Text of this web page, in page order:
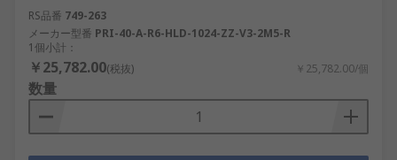
RS品番 749-263
メーカー型番 PRI-40-A-R6-HLD-1024-ZZ-V3-2M5-R
1個小計：
￥25,782.00(税抜) ￥25,782.00/個
数量